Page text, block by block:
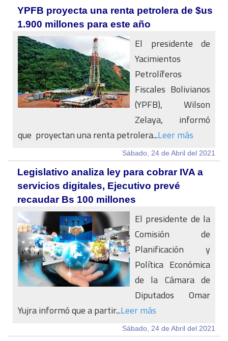
YPFB proyecta una renta petrolera de $us
1.900 millones para este año
El presidente de
Yacimientos
Petrolíferos
Fiscales Bolivianos
(YPFB), Wilson
Zelaya, informó
que proyectan una renta petrolera...Leer más
Sábado, 24 de Abril del 2021
Legislativo analiza ley para cobrar IVA a
servicios digitales, Ejecutivo prevé
recaudar Bs 100 millones
El presidente de la
Comisión de
Planificación y
Política Económica
de la Cámara de
Diputados Omar
Yujra informó que a partir...Leer más
Sábado, 24 de Abril del 2021